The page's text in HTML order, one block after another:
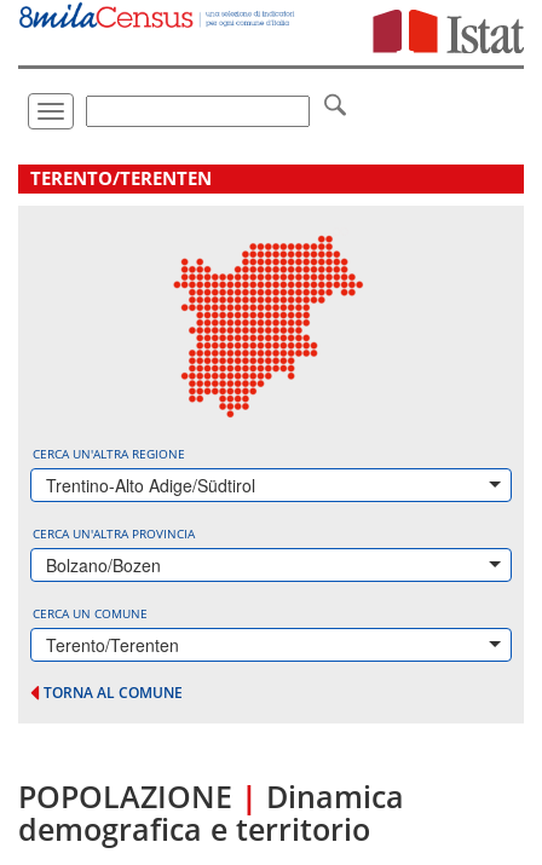
Vai
direttamente
Toggle
navigation
.
TERENTO/TERENTEN
CERCA UN'ALTRA REGIONE
Trentino-Alto Adige/Südtirol
CERCA UN'ALTRA PROVINCIA
Bolzano/Bozen
CERCA UN COMUNE
Terento/Terenten
TORNA AL COMUNE
POPOLAZIONE | Dinamica
demografica e territorio